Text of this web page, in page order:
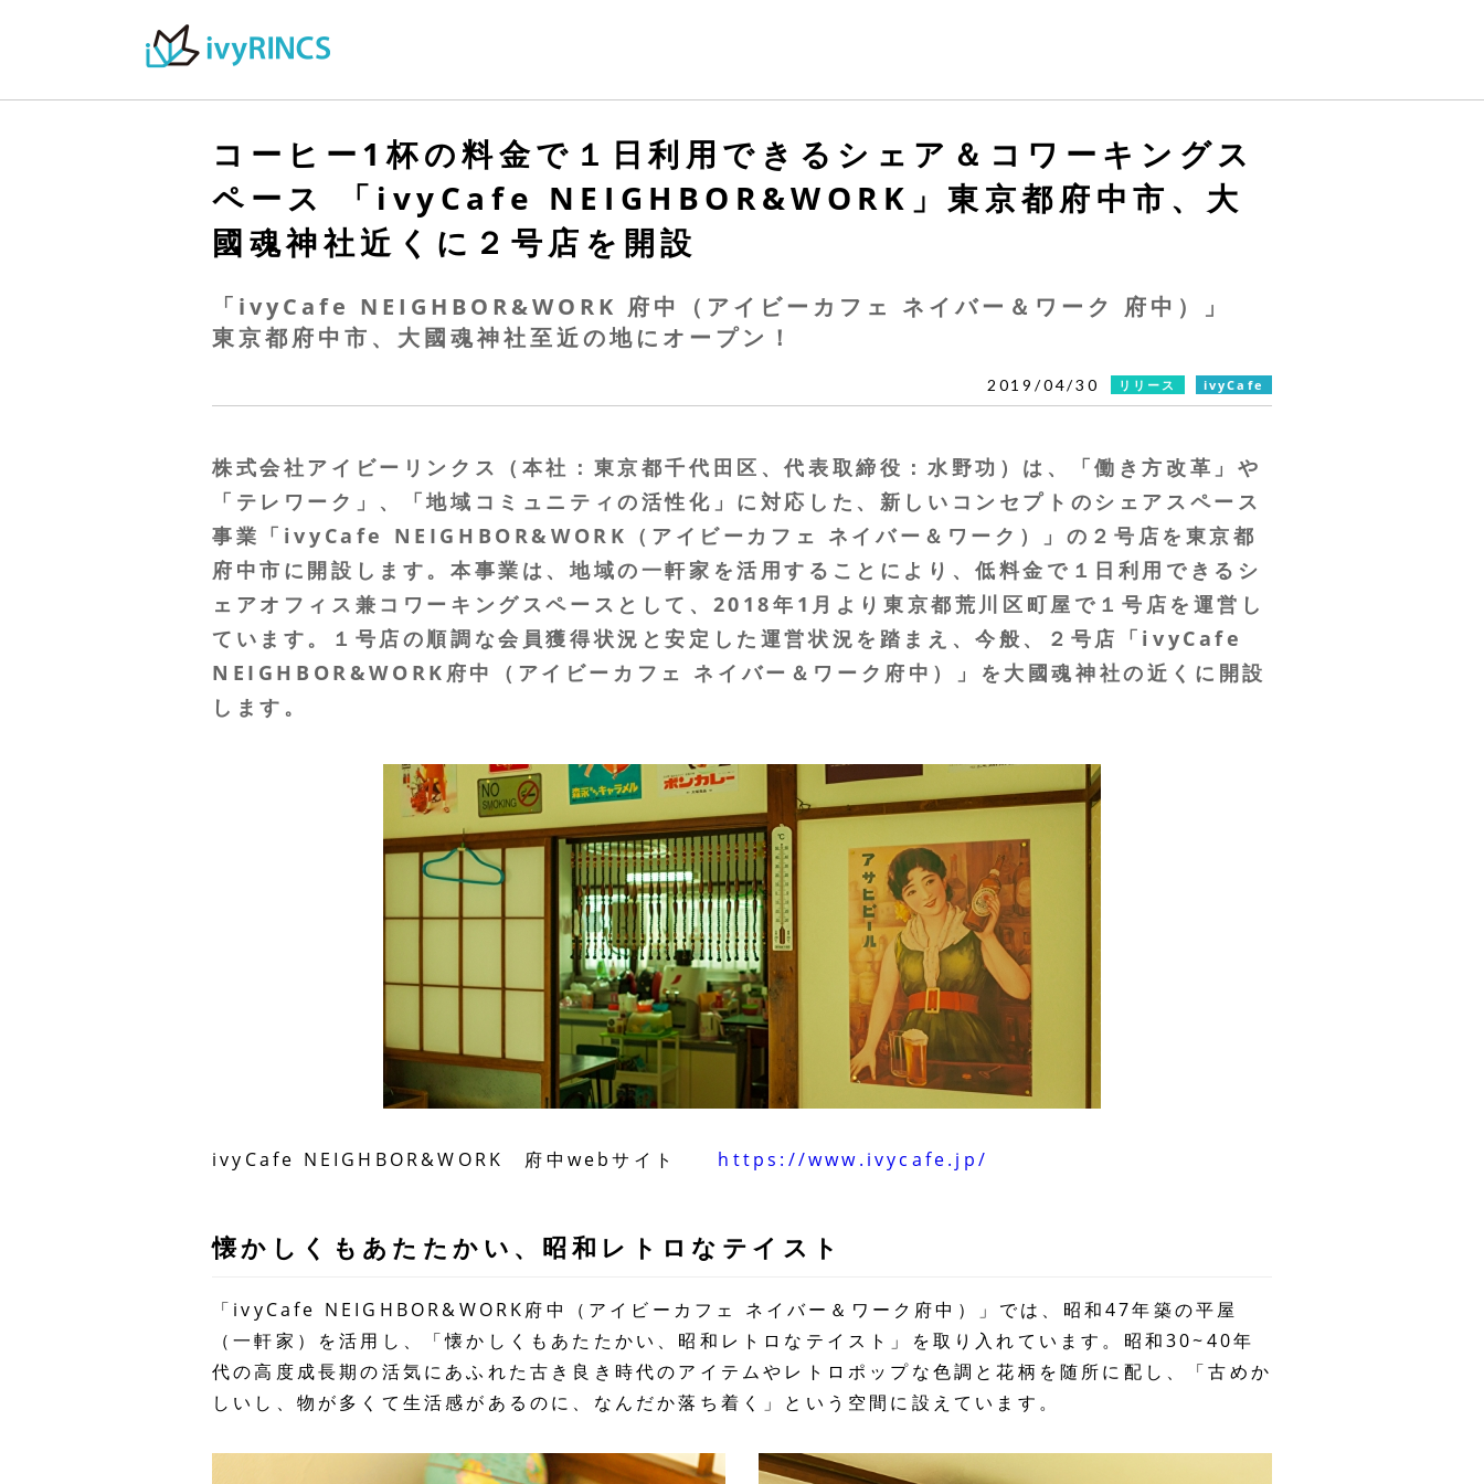
コーヒー1杯の料金で１日利用できるシェア＆コワーキングス
ペース 「ivyCafe NEIGHBOR&WORK」東京都府中市、大
國魂神社近くに２号店を開設
「ivyCafe NEIGHBOR&WORK 府中（アイビーカフェ ネイバー＆ワーク 府中）」
東京都府中市、大國魂神社至近の地にオープン！
2019/04/30 リリース ivyCafe
株式会社アイビーリンクス（本社：東京都千代田区、代表取締役：水野功）は、「働き方改革」や
「テレワーク」、「地域コミュニティの活性化」に対応した、新しいコンセプトのシェアスペース
事業「ivyCafe NEIGHBOR&WORK（アイビーカフェ ネイバー＆ワーク）」の２号店を東京都
府中市に開設します。本事業は、地域の一軒家を活用することにより、低料金で１日利用できるシ
ェアオフィス兼コワーキングスペースとして、2018年1月より東京都荒川区町屋で１号店を運営し
ています。１号店の順調な会員獲得状況と安定した運営状況を踏まえ、今般、２号店「ivyCafe
NEIGHBOR&WORK府中（アイビーカフェ ネイバー＆ワーク府中）」を大國魂神社の近くに開設
します。
ivyCafe NEIGHBOR&WORK 府中webサイト https://www.ivycafe.jp/
懐かしくもあたたかい、昭和レトロなテイスト
「ivyCafe NEIGHBOR&WORK府中（アイビーカフェ ネイバー＆ワーク府中）」では、昭和47年築の平屋
（一軒家）を活用し、「懐かしくもあたたかい、昭和レトロなテイスト」を取り入れています。昭和30~40年
代の高度成長期の活気にあふれた古き良き時代のアイテムやレトロポップな色調と花柄を随所に配し、「古めか
しいし、物が多くて生活感があるのに、なんだか落ち着く」という空間に設えています。